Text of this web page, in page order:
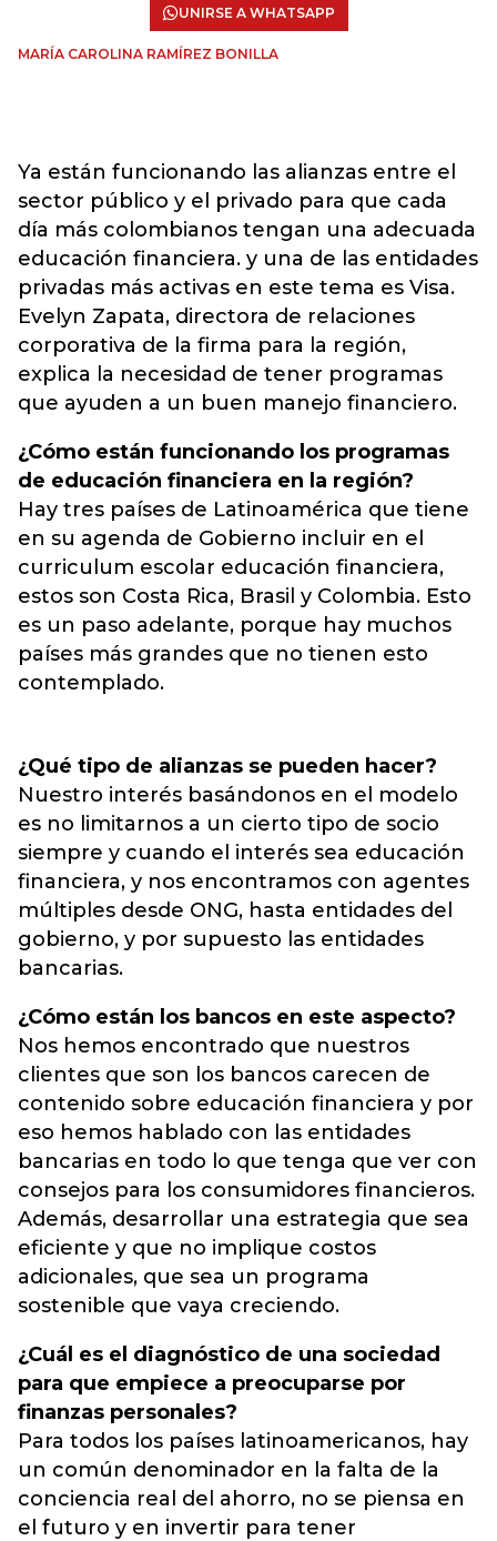
UNIRSE A WHATSAPP
MARÍA CAROLINA RAMÍREZ BONILLA
Ya están funcionando las alianzas entre el
sector público y el privado para que cada
día más colombianos tengan una adecuada
educación financiera. y una de las entidades
privadas más activas en este tema es Visa.
Evelyn Zapata, directora de relaciones
corporativa de la firma para la región,
explica la necesidad de tener programas
que ayuden a un buen manejo financiero.
¿Cómo están funcionando los programas
de educación financiera en la región?
Hay tres países de Latinoamérica que tiene
en su agenda de Gobierno incluir en el
curriculum escolar educación financiera,
estos son Costa Rica, Brasil y Colombia. Esto
es un paso adelante, porque hay muchos
países más grandes que no tienen esto
contemplado.
¿Qué tipo de alianzas se pueden hacer?
Nuestro interés basándonos en el modelo
es no limitarnos a un cierto tipo de socio
siempre y cuando el interés sea educación
financiera, y nos encontramos con agentes
múltiples desde ONG, hasta entidades del
gobierno, y por supuesto las entidades
bancarias.
¿Cómo están los bancos en este aspecto?
Nos hemos encontrado que nuestros
clientes que son los bancos carecen de
contenido sobre educación financiera y por
eso hemos hablado con las entidades
bancarias en todo lo que tenga que ver con
consejos para los consumidores financieros.
Además, desarrollar una estrategia que sea
eficiente y que no implique costos
adicionales, que sea un programa
sostenible que vaya creciendo.
¿Cuál es el diagnóstico de una sociedad
para que empiece a preocuparse por
finanzas personales?
Para todos los países latinoamericanos, hay
un común denominador en la falta de la
conciencia real del ahorro, no se piensa en
el futuro y en invertir para tener